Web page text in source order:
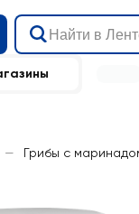
— Грибы с